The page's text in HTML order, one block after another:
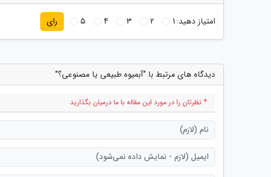
امتیاز دهید:1
2
3
4
5 رای
دیدگاه های مرتبط با "آبمیوه طبیعی یا مصنوعی؟"
* نظرتان را در مورد این مقاله با ما درمیان بگذارید